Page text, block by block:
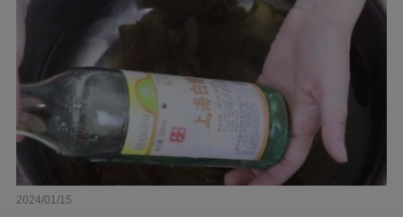
2024/01/15